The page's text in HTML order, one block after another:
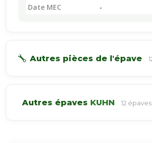
Date MEC
-
Autres pièces de l'épave
Autres épaves KUHN 12 épaves